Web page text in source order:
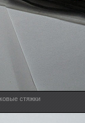
стяжки